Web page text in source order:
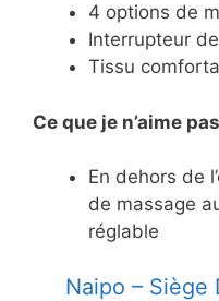
4 options de
Interrupteur
Tissu
Ce que je n’aime pas
En dehors de
de massage
réglable
​Naipo – Siège